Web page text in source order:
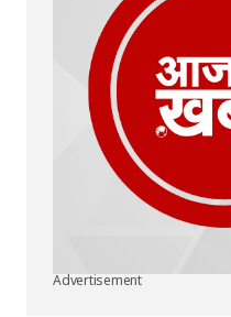
Advertisement